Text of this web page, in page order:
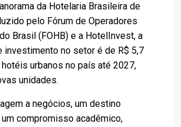
da Hotelaria Brasileira de
pelo Fórum de Operadores
Brasil (FOHB) e a HotelInvest, a
investimento no setor é de R$ 5,7
urbanos no país até 2027,
unidades.
a negócios, um destino
compromisso acadêmico,